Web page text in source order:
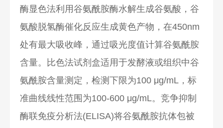
酶显色法利用谷氨酰胺酶水解生成谷氨酸，谷
氨酸脱氢酶催化反应生成黄色产物，在450nm
处有最大吸收峰，通过吸光度值计算谷氨酰胺
含量。比色法试剂盒适用于发酵液或组织中谷
氨酰胺含量测定，检测下限为100 μg/mL，标
准曲线线性范围为100-600 μg/mL。竞争抑制
酶联免疫分析法(ELISA)将谷氨酰胺抗体包被